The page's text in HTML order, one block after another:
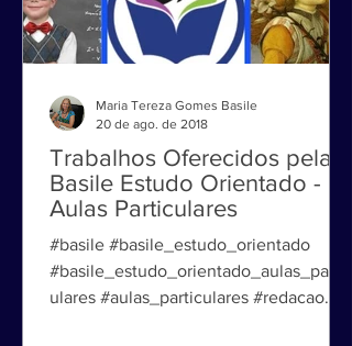
Trabalhos Oferecidos pela
Basile Estudo Orientado -
Aulas Particulares
#basile #basile_estudo_orientado
#basile_estudo_orientado_aulas_partic
20 de ago. de 2018